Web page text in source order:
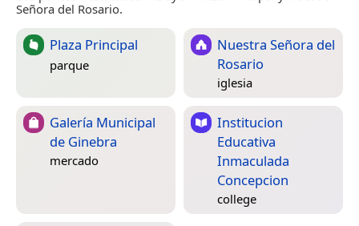
Señora del Rosario.
Plaza Principal
parque
Nuestra Señora del
Rosario
iglesia
Galería Municipal
de Ginebra
mercado
Institucion
Educativa
Inmaculada
Concepcion
college